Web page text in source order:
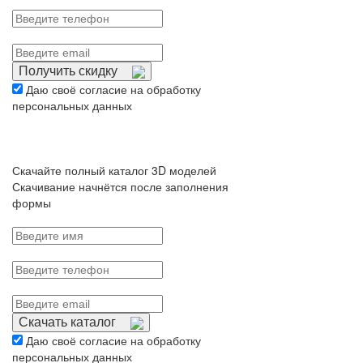
Получить скидку
Даю своё согласие на обработку
персональных данных
Скачайте полный каталог 3D моделей
Скачивание начнётся после заполнения
формы
Скачать каталог
Даю своё согласие на обработку
персональных данных